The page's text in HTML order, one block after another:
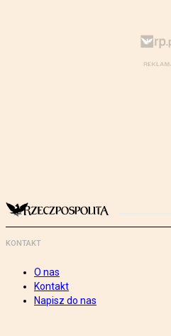
KONTAKT
O nas
Kontakt
Napisz do nas